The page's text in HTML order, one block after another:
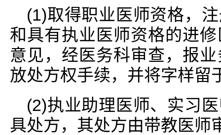
(1)取得职业医师资格，
和具有执业医师资格的进
意见，经医务科审查，报
放处方权手续，并将字样留
(2)执业助理医师、实习
具处方，其处方由带教医师